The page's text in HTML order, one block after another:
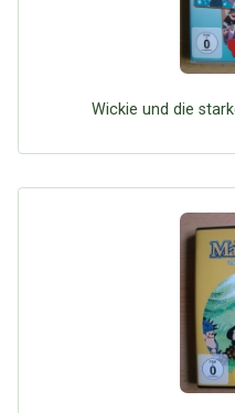
Wickie und die